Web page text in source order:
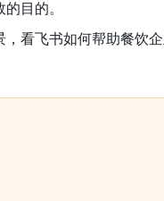
目的。
看飞书如何帮助餐饮企